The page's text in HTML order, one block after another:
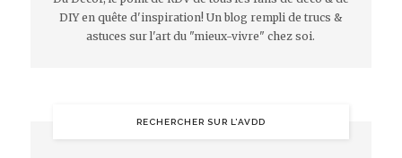
DIY en quête d'inspiration! Un blog rempli de trucs &
astuces sur l'art du "mieux-vivre" chez soi.
RECHERCHER SUR L’AVDD